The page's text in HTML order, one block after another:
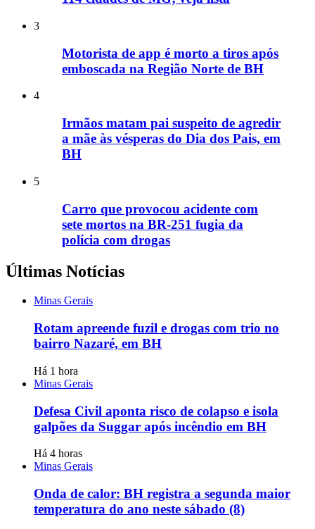
3
Motorista de app é morto a tiros após
emboscada na Região Norte de BH
4
Irmãos matam pai suspeito de agredir
a mãe às vésperas do Dia dos Pais, em
BH
5
Carro que provocou acidente com
sete mortos na BR-251 fugia da
polícia com drogas
Últimas Notícias
Minas Gerais
Rotam apreende fuzil e drogas com trio no
bairro Nazaré, em BH
Há 1 hora
Minas Gerais
Defesa Civil aponta risco de colapso e isola
galpões da Suggar após incêndio em BH
Há 4 horas
Minas Gerais
Onda de calor: BH registra a segunda maior
temperatura do ano neste sábado (8)